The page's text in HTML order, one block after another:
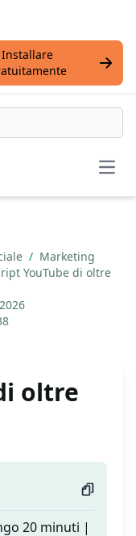
Installare
/ Marketing
YouTube di oltre
oltre
20 minuti |